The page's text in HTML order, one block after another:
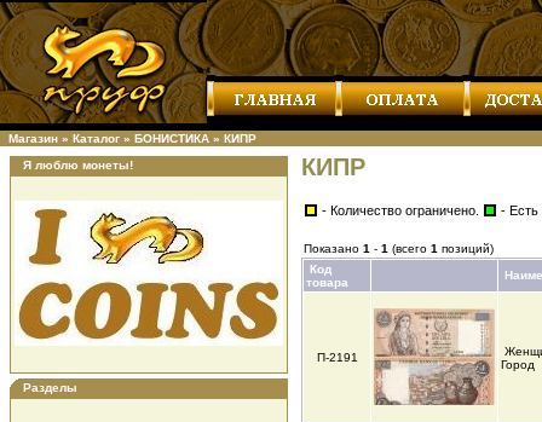
Магазин » Каталог » БОНИСТИКА » КИПР
Я люблю монеты!
Разделы
КИПР
- Количество ограничено. - Есть
Показано 1 - 1 (всего 1 позиций)
Код
товара
П-2191
Город